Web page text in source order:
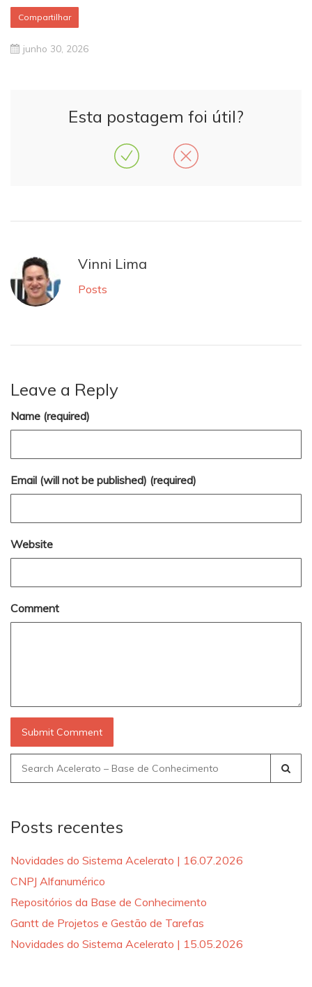
Compartilhar
junho 30, 2026
Esta postagem foi útil?
Vinni Lima
Posts
Leave a Reply
Name (required)
Email (will not be published) (required)
Website
Comment
Search
for:
Posts recentes
Novidades do Sistema Acelerato | 16.07.2026
CNPJ Alfanumérico
Repositórios da Base de Conhecimento
Gantt de Projetos e Gestão de Tarefas
Novidades do Sistema Acelerato | 15.05.2026